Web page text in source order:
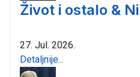
Život i ostalo &
27. Jul. 2026.
Detaljnije...